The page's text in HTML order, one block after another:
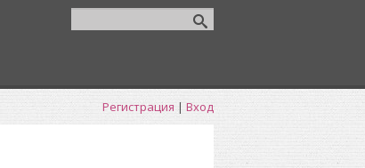
Регистрация | Вход